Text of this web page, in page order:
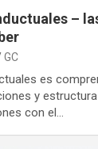
–
GC
es
y
con el…